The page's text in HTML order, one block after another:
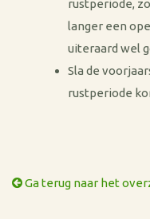
rustperiode,
langer een
uiteraard wel
Sla de
rustperiode
Ga terug naar het